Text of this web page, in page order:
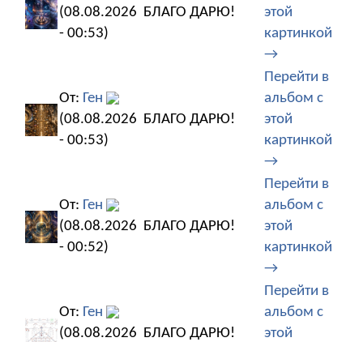
(08.08.2026
- 00:53)
БЛАГО ДАРЮ!
этой
картинкой
→
От: Ген
(08.08.2026
- 00:53)
БЛАГО ДАРЮ!
Перейти в
альбом с
этой
картинкой
→
От: Ген
(08.08.2026
- 00:52)
БЛАГО ДАРЮ!
Перейти в
альбом с
этой
картинкой
→
От: Ген
(08.08.2026 БЛАГО ДАРЮ!
Перейти в
альбом с
этой